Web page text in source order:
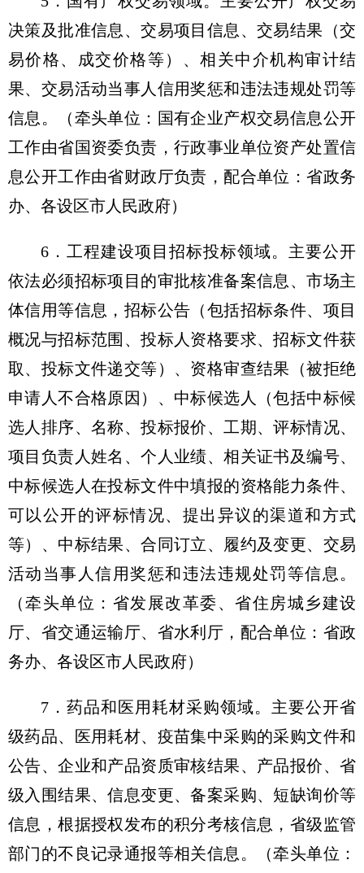
决策及批准信息、交易项目信息、交易结果（交
易价格、成交价格等）、相关中介机构审计结
果、交易活动当事人信用奖惩和违法违规处罚等
信息。（牵头单位：国有企业产权交易信息公开
工作由省国资委负责，行政事业单位资产处置信
息公开工作由省财政厅负责，配合单位：省政务
办、各设区市人民政府）
6．工程建设项目招标投标领域。主要公开
依法必须招标项目的审批核准备案信息、市场主
体信用等信息，招标公告（包括招标条件、项目
概况与招标范围、投标人资格要求、招标文件获
取、投标文件递交等）、资格审查结果（被拒绝
申请人不合格原因）、中标候选人（包括中标候
选人排序、名称、投标报价、工期、评标情况、
项目负责人姓名、个人业绩、相关证书及编号、
中标候选人在投标文件中填报的资格能力条件、
可以公开的评标情况、提出异议的渠道和方式
等）、中标结果、合同订立、履约及变更、交易
活动当事人信用奖惩和违法违规处罚等信息。
（牵头单位：省发展改革委、省住房城乡建设
厅、省交通运输厅、省水利厅，配合单位：省政
务办、各设区市人民政府）
7．药品和医用耗材采购领域。主要公开省
级药品、医用耗材、疫苗集中采购的采购文件和
公告、企业和产品资质审核结果、产品报价、省
级入围结果、信息变更、备案采购、短缺询价等
信息，根据授权发布的积分考核信息，省级监管
部门的不良记录通报等相关信息。（牵头单位：